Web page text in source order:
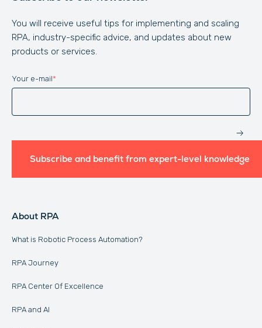
You will receive useful tips for implementing and scaling
RPA, industry-specific advice, and updates about new
products or services.
Website
Your e-mail*
Subscribe and benefit from expert-level knowledge
About RPA
What is Robotic Process Automation?
RPA Journey
RPA Center Of Excellence
RPA and AI